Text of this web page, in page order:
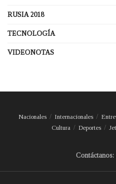
RUSIA 2018
TECNOLOGÍA
VIDEONOTAS
Nacionales Internacionales
Cultura
Deportes
Contáctanos: